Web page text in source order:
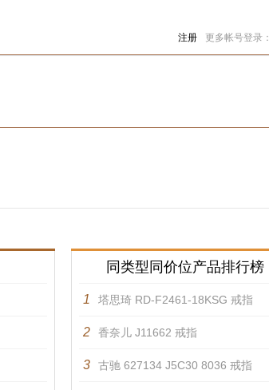
注册 更多帐号登录：
同类型同价位产品排行榜
1 塔思琦 RD-F2461-18KSG 戒指
2 香奈儿 J11662 戒指
3 古驰 627134 J5C30 8036 戒指